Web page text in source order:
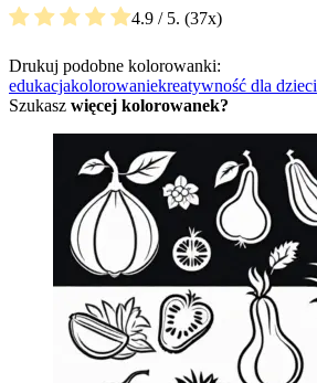
4.9 / 5. 37
Drukuj podobne kolorowanki:
edukacjakolorowaniekreatywność dla dzieci
Szukasz więcej kolorowanek?